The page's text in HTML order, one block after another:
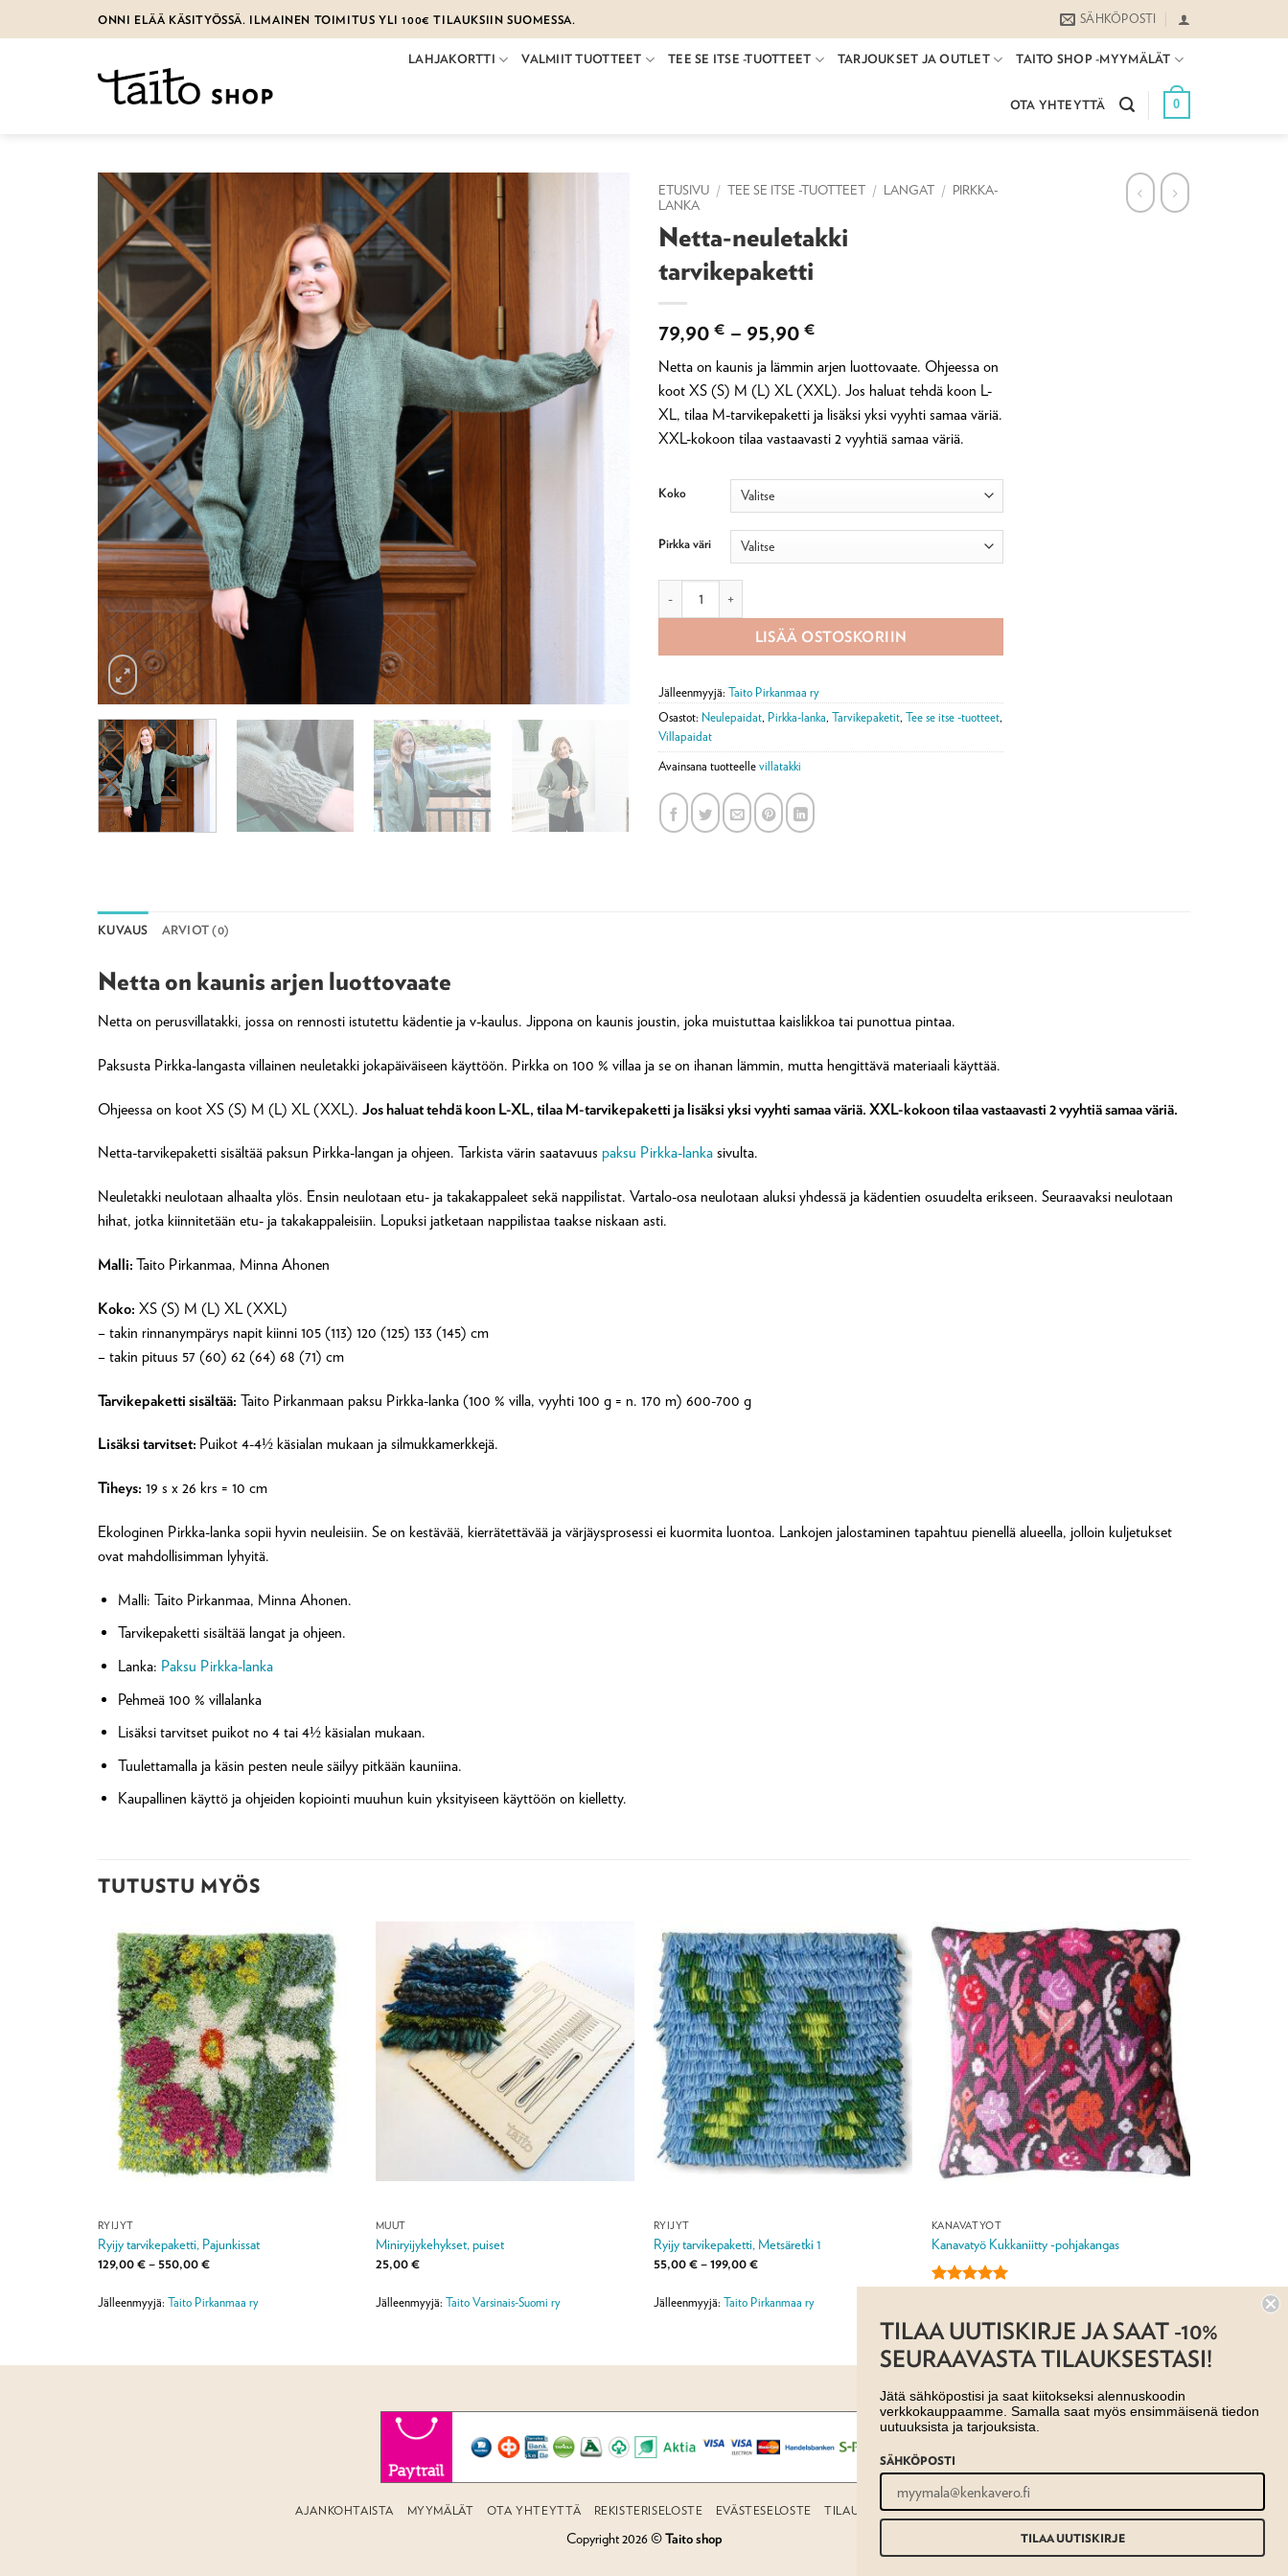
to
ONNI ELÄÄ KÄSITYÖSSÄ. ILMAINEN TOIMITUS YLI 100€ TILAUKSIIN SUOMESSA. SÄHKÖPOSTI
LAHJAKORTTI VALMIIT TUOTTEET TEE SE ITSE -TUOTTEET TARJOUKSET JA OUTLET TAITO SHOP -MYYMÄLÄT
OTA YHTEYTTÄ 0
ETUSIVU / TEE SE ITSE -TUOTTEET / LANGAT / PIRKKA-
LANKA
Netta-neuletakki
tarvikepaketti
79,90 € – 95,90 €
79,90 €
-
95,90 €
Netta on kaunis ja lämmin arjen luottovaate. Ohjeessa on
koot XS (S) M (L) XL (XXL). Jos haluat tehdä koon L-
XL, tilaa M-tarvikepaketti ja lisäksi yksi vyyhti samaa väriä.
XXL-kokoon tilaa vastaavasti 2 vyyhtiä samaa väriä.
Koko
Pirkka väri
LISÄÄ OSTOSKORIIN
Jälleenmyyjä: Taito Pirkanmaa ry
Osastot: Neulepaidat, Pirkka-lanka, Tarvikepaketit, Tee se itse -tuotteet,
Villapaidat
Avainsana tuotteelle villatakki
KUVAUS ARVIOT (0)
Netta on kaunis arjen luottovaate
Netta on perusvillatakki, jossa on rennosti istutettu kädentie ja v-kaulus. Jippona on kaunis joustin, joka muistuttaa kaislikkoa tai punottua pintaa.
Paksusta Pirkka-langasta villainen neuletakki jokapäiväiseen käyttöön. Pirkka on 100 % villaa ja se on ihanan lämmin, mutta hengittävä materiaali käyttää.
Ohjeessa on koot XS (S) M (L) XL (XXL). Jos haluat tehdä koon L-XL, tilaa M-tarvikepaketti ja lisäksi yksi vyyhti samaa väriä. XXL-kokoon tilaa vastaavasti 2 vyyhtiä samaa väriä.
Netta-tarvikepaketti sisältää paksun Pirkka-langan ja ohjeen. Tarkista värin saatavuus paksu Pirkka-lanka sivulta.
Neuletakki neulotaan alhaalta ylös. Ensin neulotaan etu- ja takakappaleet sekä nappilistat. Vartalo-osa neulotaan aluksi yhdessä ja kädentien osuudelta erikseen. Seuraavaksi neulotaan
hihat, jotka kiinnitetään etu- ja takakappaleisiin. Lopuksi jatketaan nappilistaa taakse niskaan asti.
Malli: Taito Pirkanmaa, Minna Ahonen
Koko: XS (S) M (L) XL (XXL)
– takin rinnanympärys napit kiinni 105 (113) 120 (125) 133 (145) cm
– takin pituus 57 (60) 62 (64) 68 (71) cm
Tarvikepaketti sisältää: Taito Pirkanmaan paksu Pirkka-lanka (100 % villa, vyyhti 100 g = n. 170 m) 600-700 g
Lisäksi tarvitset: Puikot 4-4½ käsialan mukaan ja silmukkamerkkejä.
Tiheys: 19 s x 26 krs = 10 cm
Ekologinen Pirkka-lanka sopii hyvin neuleisiin. Se on kestävää, kierrätettävää ja värjäysprosessi ei kuormita luontoa. Lankojen jalostaminen tapahtuu pienellä alueella, jolloin kuljetukset
ovat mahdollisimman lyhyitä.
Malli: Taito Pirkanmaa, Minna Ahonen.
Tarvikepaketti sisältää langat ja ohjeen.
Lanka: Paksu Pirkka-lanka
Pehmeä 100 % villalanka
Lisäksi tarvitset puikot no 4 tai 4½ käsialan mukaan.
Tuulettamalla ja käsin pesten neule säilyy pitkään kauniina.
Kaupallinen käyttö ja ohjeiden kopiointi muuhun kuin yksityiseen käyttöön on kielletty.
TUTUSTU MYÖS
RYIJYT
Ryijy tarvikepaketti, Pajunkissat
129,00€– 550,00€Hintaluokka:
550,00 €
Jälleenmyyjä: Taito Pirkanmaa ry
MUUT
Miniryijykehykset, puiset
25,00€
Jälleenmyyjä: Taito Varsinais-Suomi ry
RYIJYT
Ryijy tarvikepaketti, Metsäretki 1
55,00€–199,00€Hintaluokka:
199,00 €
Jälleenmyyjä: Taito Pirkanmaa ry
KANAVATYÖT
Kanavatyö Kukkaniitty -pohjakangas
/ 5
Jälleenmyyjä: Taito Shop
AJANKOHTAISTA MYYMÄLÄT OTA YHTEYTTÄ REKISTERISELOSTE EVÄSTESELOSTE TILAUS- JA TOIMITUSEHDOT
Copyright 2026 ©Taito shop
TILAA UUTISKIRJE JA SAAT -10%
SEURAAVASTA TILAUKSESTASI!
Jätä sähköpostisi ja saat kiitokseksi alennuskoodin
verkkokauppaamme. Samalla saat myös ensimmäisenä tiedon
uutuuksista ja tarjouksista.
SÄHKÖPOSTI
TILAA UUTISKIRJE